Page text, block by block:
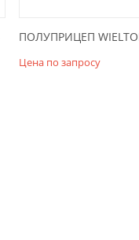
ПОЛУПРИЦЕП
Цена по запросу